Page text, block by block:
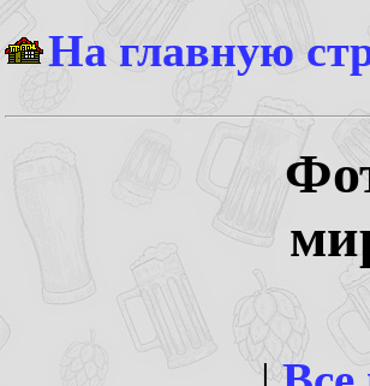
На главную